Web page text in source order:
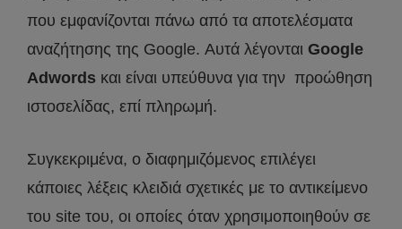
που εμφανίζονται πάνω από τα αποτελέσματα
αναζήτησης της Google. Αυτά λέγονται Google
Adwords και είναι υπεύθυνα για την προώθηση
ιστοσελίδας, επί πληρωμή.
Συγκεκριμένα, ο διαφημιζόμενος επιλέγει
κάποιες λέξεις κλειδιά σχετικές με το αντικείμενο
του site του, οι οποίες όταν χρησιμοποιηθούν σε